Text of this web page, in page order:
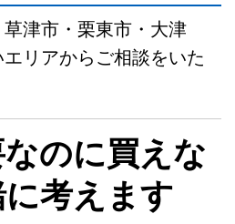
津市・栗東市・大津
リアからご相談をいた
なのに買えな
考えます